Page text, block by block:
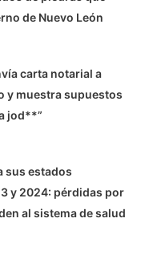
de Nuevo León
carta notarial a
y muestra supuestos
jod**”
sus estados
y 2024: pérdidas por
al sistema de salud